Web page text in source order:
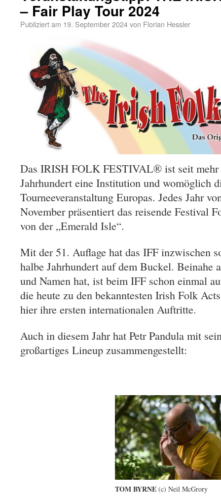
– Fair Play Tour 2024
Publiziert am 19. September 2024von Florian Hessler
Das IRISH FOLK FESTIVAL® ist seit mehr
Jahrhundert eine Institution und womöglich
Tourneeveranstaltung Europas. Jedes Jahr
November präsentiert das reisende Festival
von der „Emerald Isle“.
Mit der 51. Auflage hat das IFF inzwischen
halbe Jahrhundert auf dem Buckel. Beinahe
und Namen hat, ist beim IFF schon einmal
die heute zu den bekanntesten Irish Folk
hier ihre ersten internationalen Auftritte.
Auch in diesem Jahr hat Petr Pandula mit
großartiges Lineup zusammengestellt:
TOM BYRNE (c) Neil McGrory